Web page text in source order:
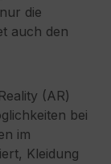
die
auch den
(AR)
bei
im
Kleidung